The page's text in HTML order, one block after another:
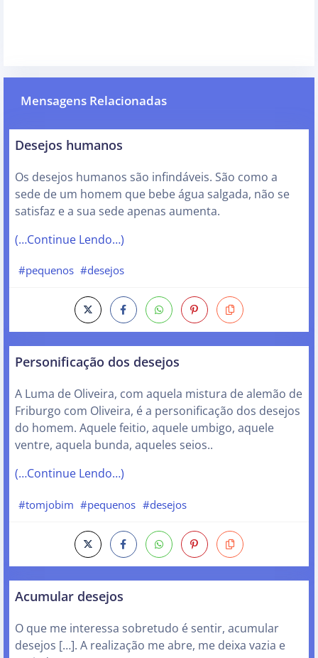
Mensagens Relacionadas
Desejos humanos
Os desejos humanos são infindáveis. São como a
sede de um homem que bebe água salgada, não se
satisfaz e a sua sede apenas aumenta.
(…Continue Lendo…)
#pequenos #desejos
Personificação dos desejos
A Luma de Oliveira, com aquela mistura de alemão de
Friburgo com Oliveira, é a personificação dos desejos
do homem. Aquele feitio, aquele umbigo, aquele
ventre, aquela bunda, aqueles seios..
(…Continue Lendo…)
#tomjobim #pequenos #desejos
Acumular desejos
O que me interessa sobretudo é sentir, acumular
desejos […]. A realização me abre, me deixa vazia e